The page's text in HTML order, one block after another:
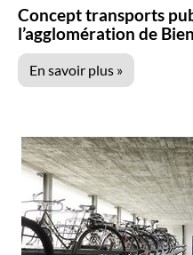
Concept transports
l’agglomération de
En savoir plus »